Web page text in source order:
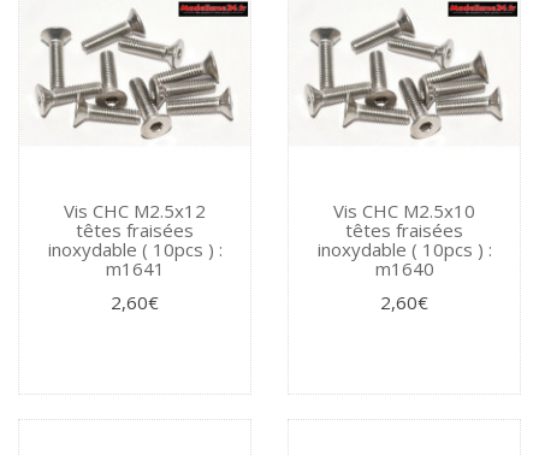
Vis CHC M2.5x12
têtes fraisées
inoxydable ( 10pcs ) :
m1641
2,60€
Vis CHC M2.5x10
têtes fraisées
inoxydable ( 10pcs ) :
m1640
2,60€